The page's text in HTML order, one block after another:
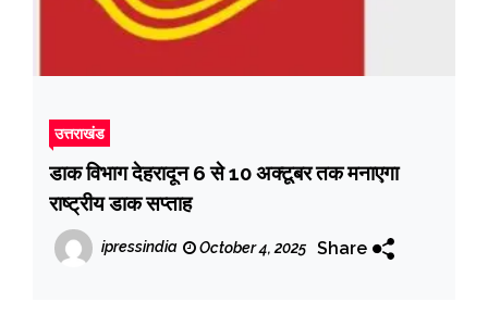
उत्तराखंड
डाक विभाग देहरादून 6 से 10 अक्टूबर तक मनाएगा
राष्ट्रीय डाक सप्ताह
ipressindia October 4, 2025 Share